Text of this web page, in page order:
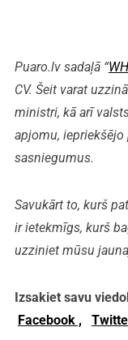
Puaro.lv sadaļā “
CV. Šeit varat
ministri, kā arī
apjomu,
sasniegumus.
Savukārt to, kurš
ir ietekmīgs, kurš
uzziniet mūsu
Izsakiet savu
Facebook ,